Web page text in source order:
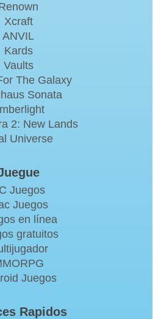
Xcraft
ANVIL
Kards
Vaults
The Galaxy
Sonata
2: New Lands
Universe
Juegos
Juegos
en línea
gratuitos
Juegos
Rapidos